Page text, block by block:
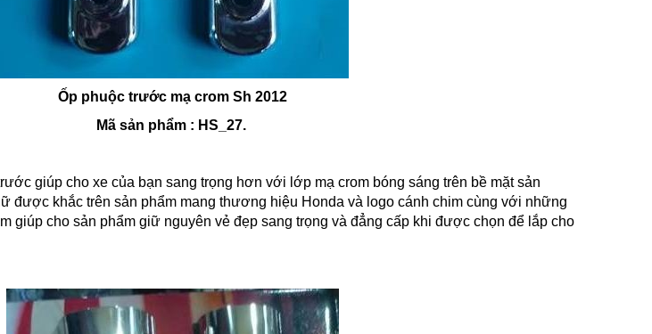
Ốp phuộc trước mạ crom Sh 2012
Mã sản phẩm : HS_27.
giúp cho xe của bạn sang trọng hơn với lớp mạ crom bóng sáng trên bề mặt sản
được khắc trên sản phẩm mang thương hiệu Honda và logo cánh chim cùng với những
giúp cho sản phẩm giữ nguyên vẻ đẹp sang trọng và đẳng cấp khi được chọn để lắp cho